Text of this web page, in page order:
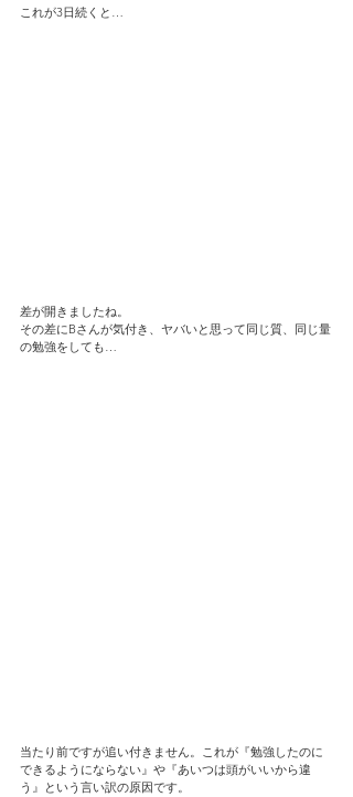
これが3日続くと…
差が開きましたね。
その差にBさんが気付き、ヤバいと思って同じ質、同じ量
の勉強をしても…
当たり前ですが追い付きません。これが『勉強したのに
できるようにならない』や『あいつは頭がいいから違
う』という言い訳の原因です。